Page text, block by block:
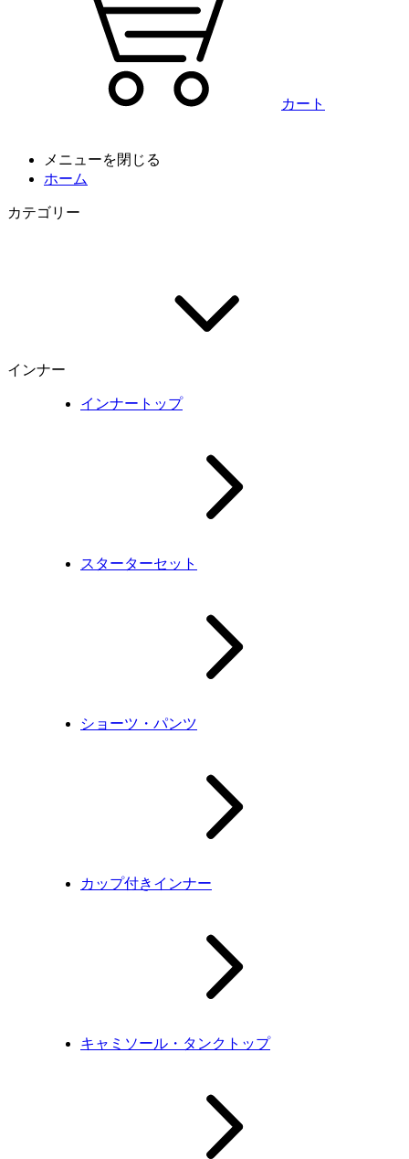
カート
メニューを閉じる
ホーム
カテゴリー
インナー
インナートップ
スターターセット
ショーツ・パンツ
カップ付きインナー
キャミソール・タンクトップ